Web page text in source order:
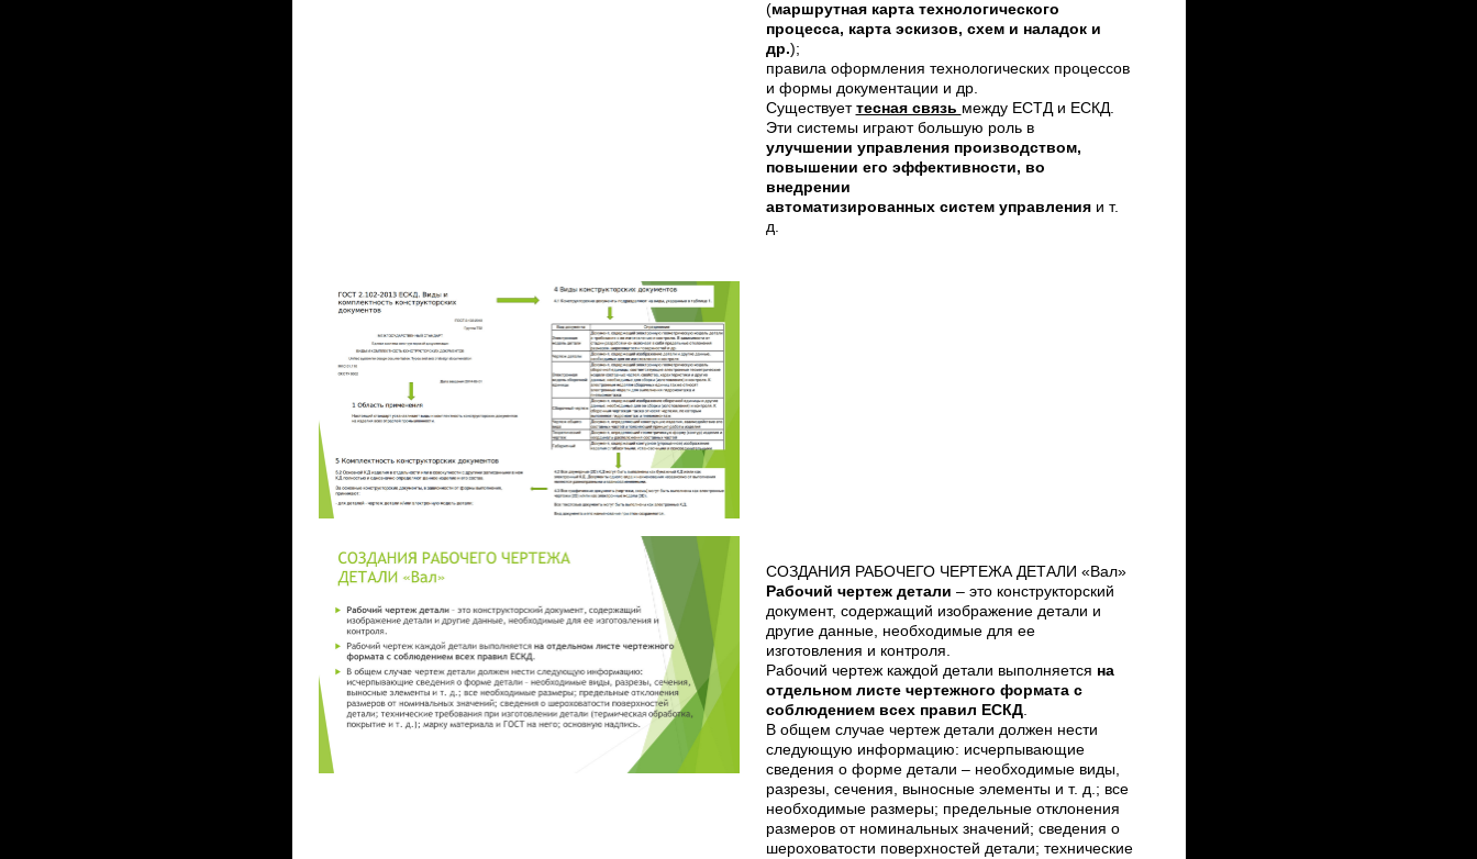
(маршрутная карта технологического
процесса, карта эскизов, схем и наладок и
др.);
правила оформления технологических процессов
и формы документации и др.
Существует тесная связь между ЕСТД и ЕСКД.
Эти системы играют большую роль в
улучшении управления производством,
повышении его эффективности, во
внедрении
автоматизированных систем управления и т.
д.
СОЗДАНИЯ РАБОЧЕГО ЧЕРТЕЖА ДЕТАЛИ «Вал»
Рабочий чертеж детали – это конструкторский
документ, содержащий изображение детали и
другие данные, необходимые для ее
изготовления и контроля.
Рабочий чертеж каждой детали выполняется на
отдельном листе чертежного формата с
соблюдением всех правил ЕСКД.
В общем случае чертеж детали должен нести
следующую информацию: исчерпывающие
сведения о форме детали – необходимые виды,
разрезы, сечения, выносные элементы и т. д.; все
необходимые размеры; предельные отклонения
размеров от номинальных значений; сведения о
шероховатости поверхностей детали; технические